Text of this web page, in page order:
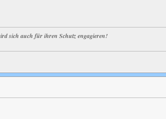
sich auch für ihren Schutz engagieren!